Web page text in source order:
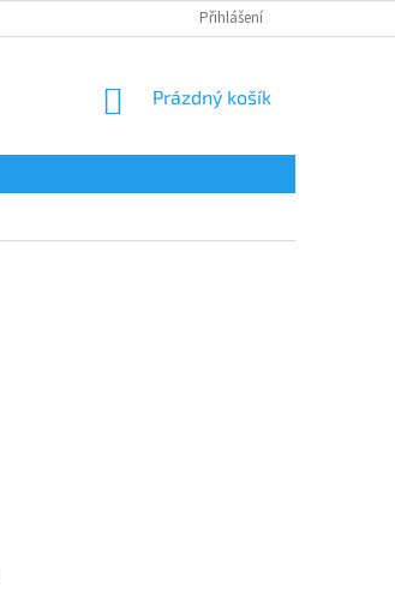
Přihlášení
NÁKUPNÍ
Prázdný košík